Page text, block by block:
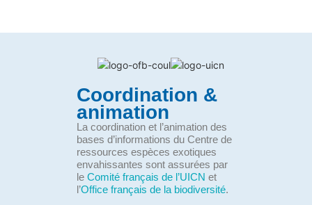
Coordination &
animation
La coordination et l’animation des
bases d’informations du Centre de
ressources espèces exotiques
envahissantes sont assurées par
le Comité français de l’UICN et
l’Office français de la biodiversité.